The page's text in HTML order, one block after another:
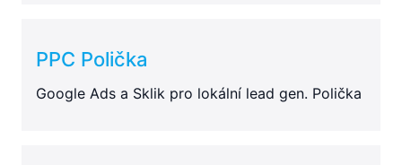
PPC Polička
Google Ads a Sklik pro lokální lead gen. Polička